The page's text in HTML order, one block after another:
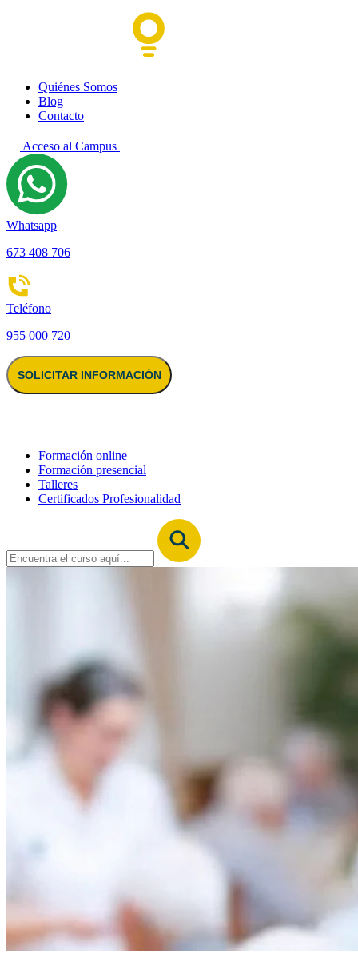
Quiénes Somos
Blog
Contacto
Acceso al Campus
Whatsapp
673 408 706
Teléfono
955 000 720
SOLICITAR INFORMACIÓN
Formación online
Formación presencial
Talleres
Certificados Profesionalidad